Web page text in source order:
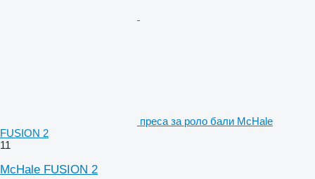
преса за роло бали McHale
FUSION 2
11
McHale FUSION 2